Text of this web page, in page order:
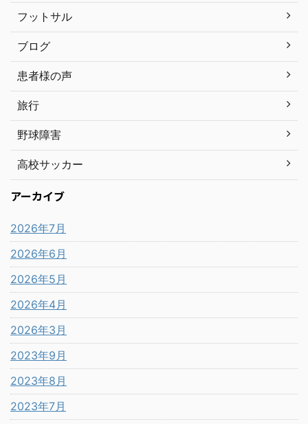
フットサル
ブログ
患者様の声
旅行
野球障害
高校サッカー
アーカイブ
2026年7月
2026年6月
2026年5月
2026年4月
2026年3月
2023年9月
2023年8月
2023年7月